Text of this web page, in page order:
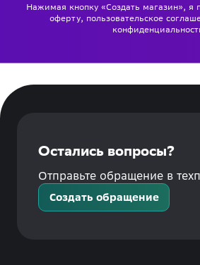
Нажимая кнопку «Создать магазин», я
оферту, пользовательское
Остались вопросы?
Отправьте обращение в
Создать обращение